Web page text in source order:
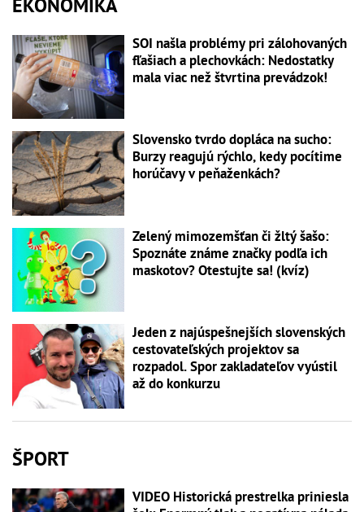
EKONOMIKA
SOI našla problémy pri zálohovaných
fľašiach a plechovkách: Nedostatky
mala viac než štvrtina prevádzok!
Slovensko tvrdo dopláca na sucho:
Burzy reagujú rýchlo, kedy pocítime
horúčavy v peňaženkách?
Zelený mimozemšťan či žltý šašo:
Spoznáte známe značky podľa ich
maskotov? Otestujte sa! (kvíz)
Jeden z najúspešnejších slovenských
cestovateľských projektov sa
rozpadol. Spor zakladateľov vyústil
až do konkurzu
ŠPORT
VIDEO Historická prestrelka priniesla